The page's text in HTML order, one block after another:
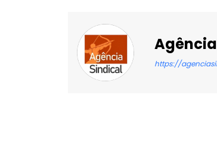
https://